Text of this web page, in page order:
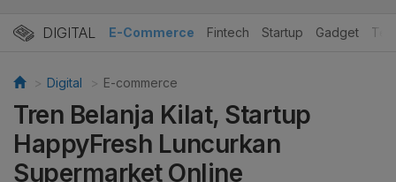
DIGITAL E-Commerce Fintech Startup Gadget
Digital E-commerce
Tren Belanja Kilat, Startup
HappyFresh Luncurkan
Supermarket Online